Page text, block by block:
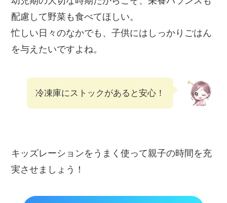
配慮して野菜も食べてほしい。
忙しい日々のなかでも、子供にはしっかりごはん
を与えたいですよね。
冷凍庫にストックがあると安心！
キッズレーションをうまく使って親子の時間を充
実させましょう！